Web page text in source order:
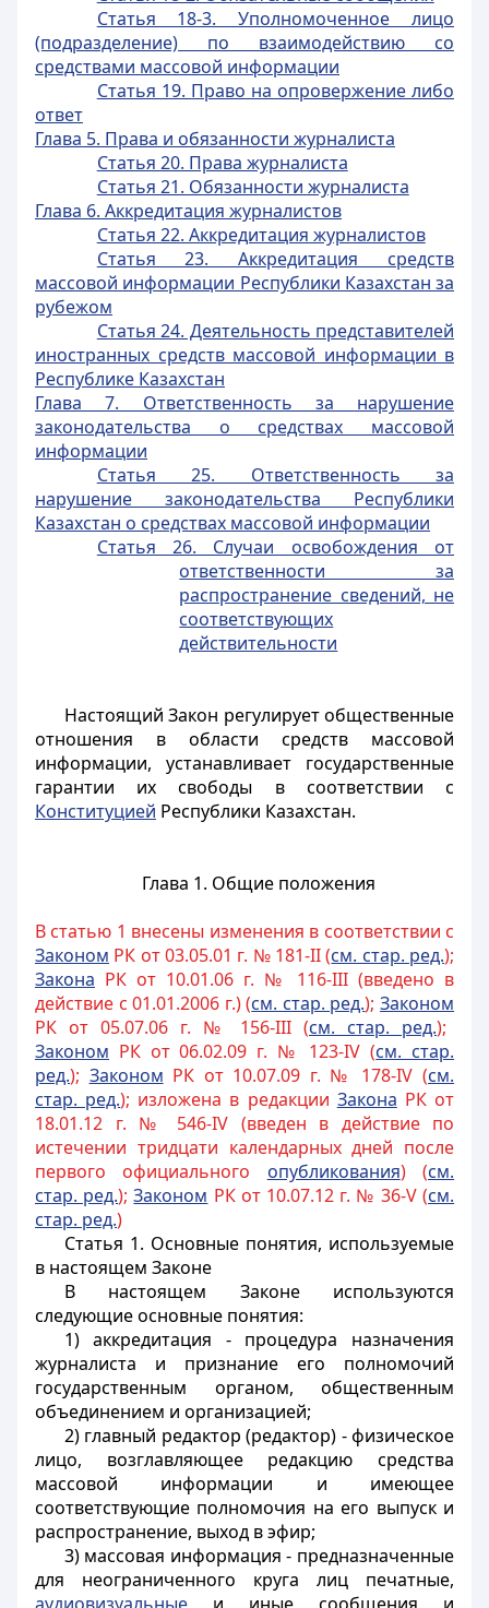
Статья 18-3. Уполномоченное лицо
(подразделение) по взаимодействию со
средствами массовой информации
Статья 19. Право на опровержение либо
ответ
Глава 5. Права и обязанности журналиста
Статья 20. Права журналиста
Статья 21. Обязанности журналиста
Глава 6. Аккредитация журналистов
Статья 22. Аккредитация журналистов
Статья 23. Аккредитация средств
массовой информации Республики Казахстан за
рубежом
Статья 24. Деятельность представителей
иностранных средств массовой информации в
Республике Казахстан
Глава 7. Ответственность за нарушение
законодательства о средствах массовой
информации
Статья 25. Ответственность за
нарушение законодательства Республики
Казахстан о средствах массовой информации
Статья 26. Случаи освобождения от
ответственности за
распространение сведений, не
соответствующих
действительности
Настоящий Закон регулирует общественные
отношения в области средств массовой
информации, устанавливает государственные
гарантии их свободы в соответствии с
Конституцией Республики Казахстан.
Глава 1. Общие положения
В статью 1 внесены изменения в соответствии с
Законом РК от 03.05.01 г. № 181-II (см. стар. ред.);
Закона РК от 10.01.06 г. № 116-III (введено в
действие с 01.01.2006 г.) (см. стар. ред.);Законом
РК от 05.07.06 г. № 156-III (см. стар. ред.);
Законом РК от 06.02.09 г. № 123-IV (см. стар.
ред.); Законом РК от 10.07.09 г. № 178-IV (см.
стар. ред.); изложена в редакции Закона РК от
18.01.12 г. № 546-IV (введен в действие по
истечении тридцати календарных дней после
первого официального опубликования) (см.
стар. ред.);Законом РК от 10.07.12 г. № 36-V (см.
стар. ред.)
Статья 1. Основные понятия, используемые
в настоящем Законе
В настоящем Законе используются
следующие основные понятия:
1) аккредитация - процедура назначения
журналиста и признание его полномочий
государственным органом, общественным
объединением и организацией;
2) главный редактор (редактор) - физическое
лицо, возглавляющее редакцию средства
массовой информации и имеющее
соответствующие полномочия на его выпуск и
распространение, выход в эфир;
3) массовая информация - предназначенные
для неограниченного круга лиц печатные,